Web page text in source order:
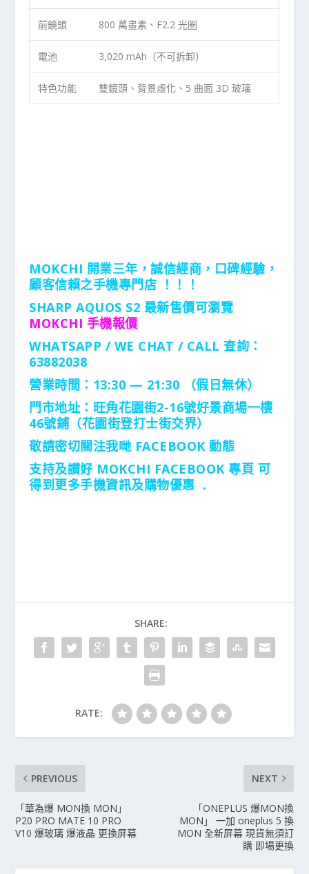
前鏡頭 800 萬畫素、F2.2 光圈
電池 3,020 mAh（不可拆卸）
特色功能 雙鏡頭、背景虛化、5 曲面 3D 玻璃
MOKCHI 開業三年，誠信經商，口碑經驗，
顧客信賴之手機專門店 ！！！
SHARP AQUOS S2 最新售價可瀏覽
MOKCHI 手機報價
WHATSAPP / WE CHAT / CALL查詢：
63882038
營業時間：13:30 — 21:30 （假日無休）
門市地址： 旺角花園街2-16號好景商場一樓
46號鋪 （花園街登打士街交界）
敬請密切關注我哋 FACEBOOK 動態
支持及讃好 MOKCHI FACEBOOK 專頁 可
得到更多手機資訊及購物優惠 .
SHARE:
RATE:
PREVIOUS
「華為爆 MON換 MON」
P20 PRO MATE 10 PRO
V10 爆玻璃 爆液晶 更換屏幕
NEXT
「ONEPLUS 爆MON換
MON」 一加 oneplus 5 換
MON 全新屏幕 現貨無須訂
購 即場更換